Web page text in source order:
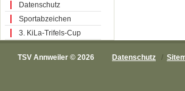
Datenschutz
Sportabzeichen
3. KiLa-Trifels-Cup
TSV Annweiler © 2026 Datenschutz /